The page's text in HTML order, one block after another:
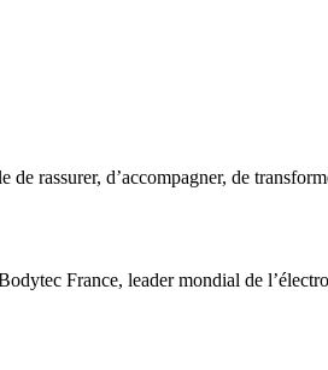
rassurer, d’accompagner, de
France, leader mondial de